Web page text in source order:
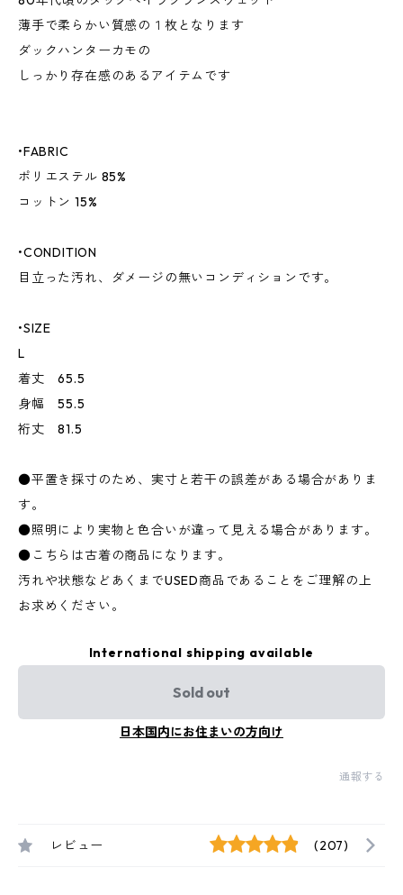
薄手で柔らかい質感の１枚となります
ダックハンターカモの
しっかり存在感のあるアイテムです
•FABRIC
ポリエステル 85%
コットン 15%
•CONDITION
目立った汚れ、ダメージの無いコンディションです。
•SIZE
L
着丈 65.5
身幅 55.5
裄丈 81.5
●平置き採寸のため、実寸と若干の誤差がある場合がありま
す。
●照明により実物と色合いが違って見える場合があります。
●こちらは古着の商品になります。
汚れや状態などあくまでUSED商品であることをご理解の上
お求めください。
International shipping available
Sold out
日本国内にお住まいの方向け
通報する
レビュー (207)